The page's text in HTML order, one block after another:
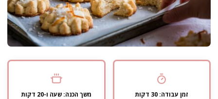
זמן עבודה: 30 דקות משך הכנה: שעה ו-20 דקות